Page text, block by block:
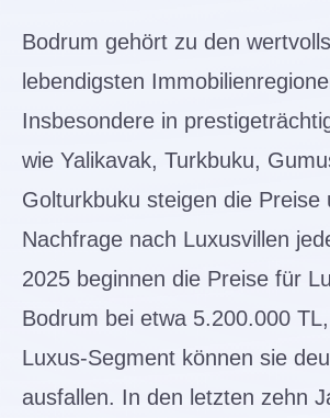
Bodrum gehört zu den
lebendigsten
Insbesondere in
wie Yalikavak, Turkbuku,
Golturkbuku steigen die Preise
Nachfrage nach Luxusvillen
2025 beginnen die Preise für
Bodrum bei etwa 5.200.000
Luxus-Segment können sie
ausfallen. In den letzten zehn